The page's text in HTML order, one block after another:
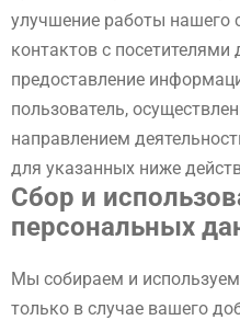
улучшение работы нашего
контактов с посетителями
предоставление
пользователь,
направлением
для указанных ниже
Сбор и
персональных
Мы собираем и
только в случае вашего